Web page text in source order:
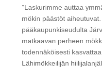
”Laskurimme auttaa
mökin päästöt
pääkaupunkiseudulta
matkaavan perheen
todennäköisesti
Lähimökkeilijän